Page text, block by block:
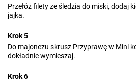
Przełóż filety ze śledzia do miski, dodaj
jajka.
Krok 5
Do majonezu skrusz Przyprawę w Mini
dokładnie wymieszaj.
Krok 6